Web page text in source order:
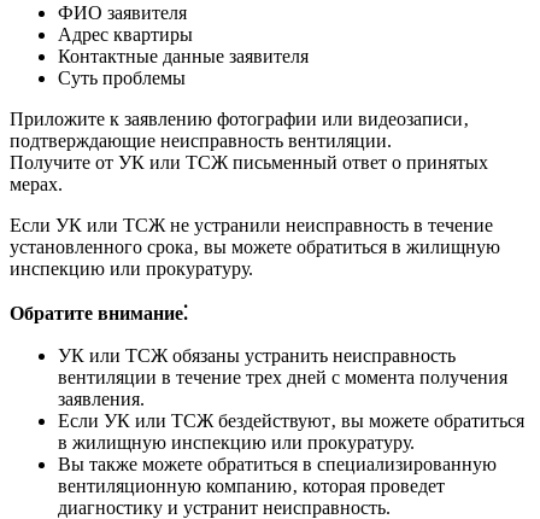
ФИО заявителя
Адрес квартиры
Контактные данные заявителя
Суть проблемы
Приложите к заявлению фотографии или видеозаписи‚
подтверждающие неисправность вентиляции.
Получите от УК или ТСЖ письменный ответ о принятых
мерах.
Если УК или ТСЖ не устранили неисправность в течение
установленного срока‚ вы можете обратиться в жилищную
инспекцию или прокуратуру.
Обратите внимание⁚
УК или ТСЖ обязаны устранить неисправность
вентиляции в течение трех дней с момента получения
заявления.
Если УК или ТСЖ бездействуют‚ вы можете обратиться
в жилищную инспекцию или прокуратуру.
Вы также можете обратиться в специализированную
вентиляционную компанию‚ которая проведет
диагностику и устранит неисправность.